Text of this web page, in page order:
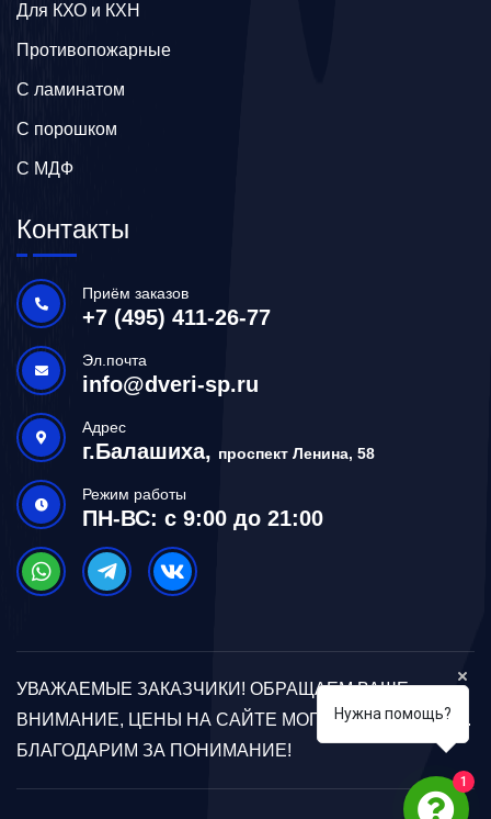
Для КХО и КХН
Противопожарные
С ламинатом
С порошком
С МДФ
Контакты
Приём заказов
+7 (495) 411-26-77
Эл.почта
info@dveri-sp.ru
Адрес
г.Балашиха, проспект Ленина, 58
Режим работы
ПН-ВС: с 9:00 до 21:00
УВАЖАЕМЫЕ ЗАКАЗЧИКИ! ОБРАЩАЕМ ВАШЕ
ВНИМАНИЕ, ЦЕНЫ НА САЙТЕ МОГУТ ОТЛИЧАТЬСЯ.
БЛАГОДАРИМ ЗА ПОНИМАНИЕ!
Нужна помощь?
1